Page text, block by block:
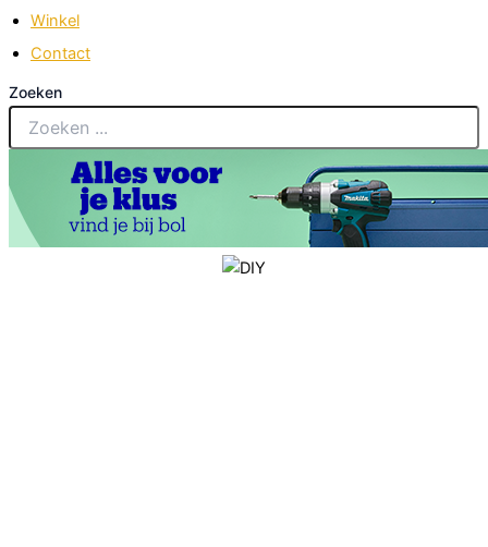
Winkel
Contact
Zoeken